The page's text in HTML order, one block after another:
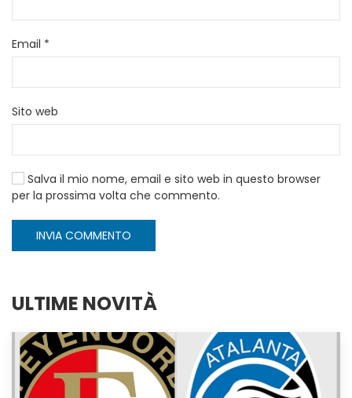
Email *
Sito web
Salva il mio nome, email e sito web in questo browser
per la prossima volta che commento.
INVIA COMMENTO
ULTIME NOVITÀ